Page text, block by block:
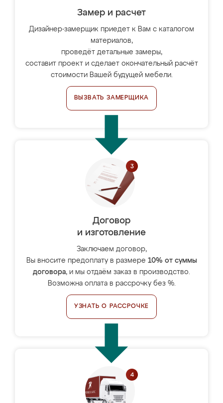
Замер и расчет
Дизайнер-замерщик приедет к Вам с каталогом
материалов,
проведёт детальные замеры,
составит проект и сделает окончательный расчёт
стоимости Вашей будущей мебели.
ВЫЗВАТЬ ЗАМЕРЩИКА
Договор
и изготовление
Заключаем договор,
Вы вносите предоплату в размере 10% от суммы
договора, и мы отдаём заказ в производство.
Возможна оплата в рассрочку без %.
УЗНАТЬ О РАССРОЧКЕ